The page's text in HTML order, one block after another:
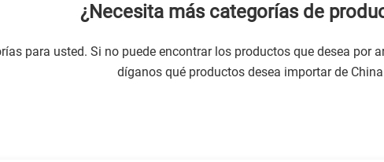
¿Necesita más categorías de
para usted. Si no puede encontrar los productos que desea por
díganos qué productos desea importar de